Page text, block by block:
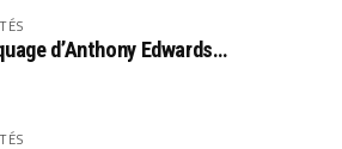
d’Anthony Edwards…